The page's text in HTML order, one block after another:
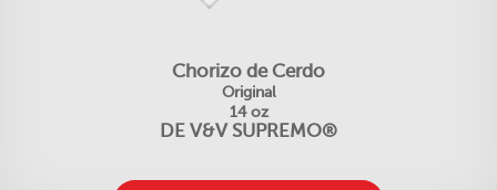
Chorizo ​​de Cerdo
Original
14 oz
DE V&V SUPREMO®